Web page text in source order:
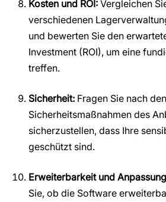
Kosten und ROI: Vergleichen
verschiedenen
und bewerten Sie den
Investment (ROI), um eine
treffen.
Sicherheit: Fragen Sie nach den
Sicherheitsmaßnahmen des
sicherzustellen, dass Ihre
geschützt sind.
Erweiterbarkeit und
Sie, ob die Software